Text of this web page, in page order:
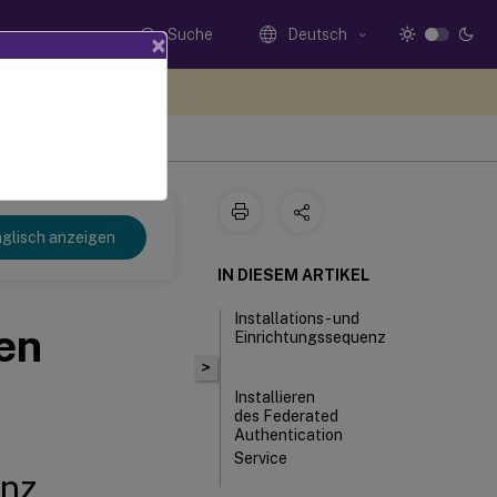
Suche Deutsch
anzeigen
>
IN DIESEM ARTIKEL
Installations- und
Einrichtungssequenz
Installieren
des Federated
Authentication
Service
×